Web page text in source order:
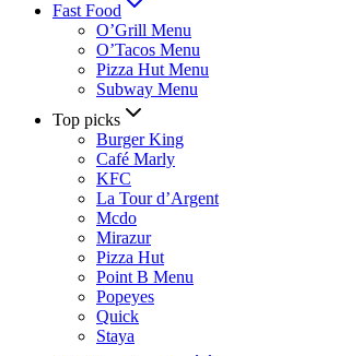
Fast Food
O’Grill Menu
O’Tacos Menu
Pizza Hut Menu
Subway Menu
Top picks
Burger King
Café Marly
KFC
La Tour d’Argent
Mcdo
Mirazur
Pizza Hut
Point B Menu
Popeyes
Quick
Staya